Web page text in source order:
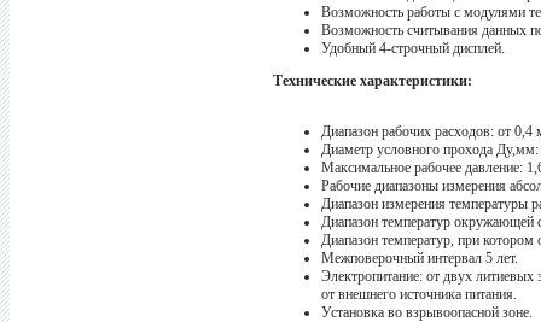
Возможность работы с
Возможность считывания данных
Удобный 4-строчный дисплей.
Технические характеристики:
Диапазон рабочих расходов: от 0,4
Диаметр условного прохода
Максимальное рабочее давление:
Рабочие диапазоны измерения
Диапазон измерения температуры
Диапазон температур
Диапазон температур, при
Межповерочный интервал 5 лет.
Электропитание: от двух
от внешнего источника питания.
Установка во взрывоопасной зоне.